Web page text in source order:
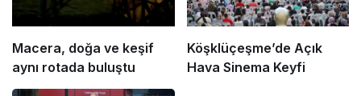
Macera, doğa ve keşif
aynı rotada buluştu
Köşklüçeşme’de Açık
Hava Sinema Keyfi